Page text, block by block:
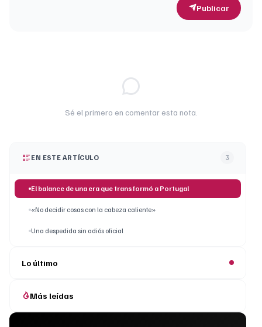
Publicar
Sé el primero en comentar esta nota.
EN ESTE ARTÍCULO 3
El balance de una era que transformó a Portugal
«No decidir cosas con la cabeza caliente»
Una despedida sin adiós oficial
Lo último
Más leídas